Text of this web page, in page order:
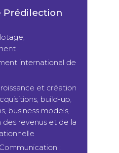
Prédilection
international de
et création
build-up,
business models,
des revenus et de la
;